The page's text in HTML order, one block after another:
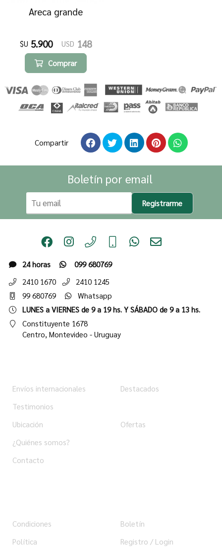
Areca grande
$U 5.900 USD 148
Comprar
Compartir
Boletín por email
Registrarme
24 horas
099 680769
2410 1670
2410 1245
99 680769
Whatsapp
LUNES a VIERNES de 9 a 19 hs. Y SÁBADO de 9 a 13 hs.
Constituyente 1678
Centro, Montevideo - Uruguay
Envíos internacionales
Testimonios
Ubicación
¿Quiénes somos?
Contacto
Destacados
Ofertas
Condiciones
Política
Boletín
Registro / Login